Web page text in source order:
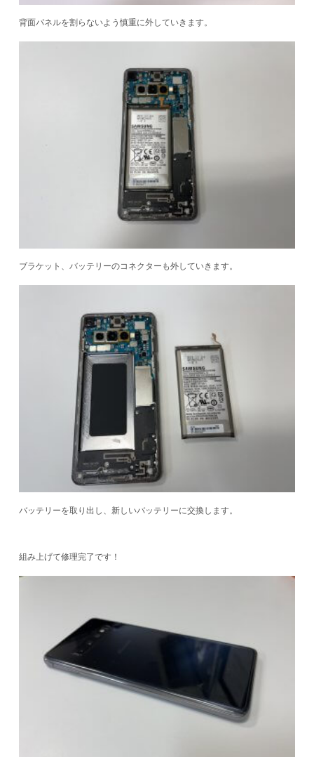
背面パネルを割らないよう慎重に外していきます。
ブラケット、バッテリーのコネクターも外していきます。
バッテリーを取り出し、新しいバッテリーに交換します。
組み上げて修理完了です！